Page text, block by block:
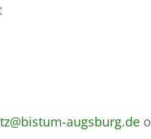
augsburg.de